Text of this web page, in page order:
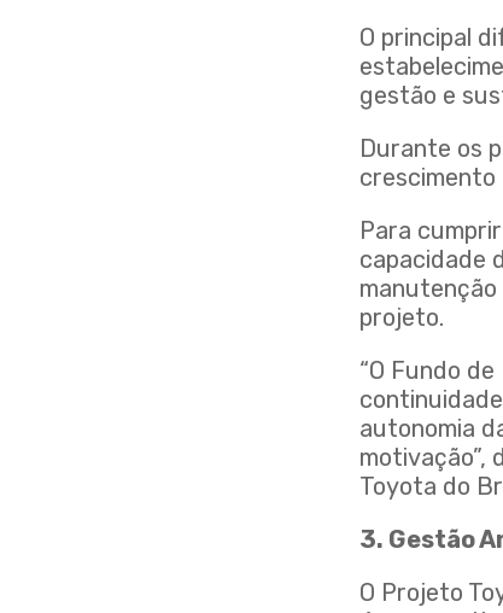
O principal
gestão e
Durante os
Para
capacidade
projeto.
“O Fundo
autonomia
motivação”,
Toyota do
3. Gestão
O Projeto